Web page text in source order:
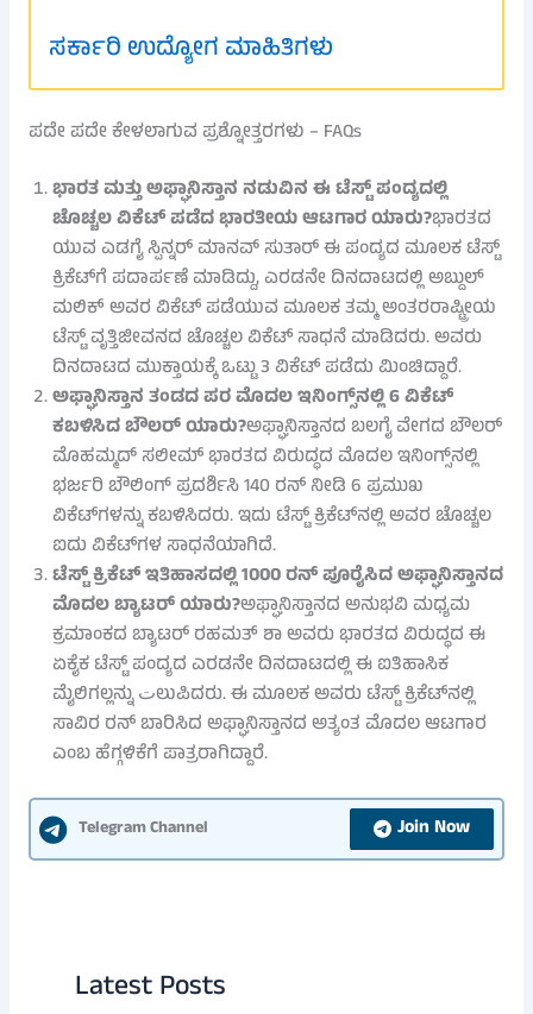
ಸರ್ಕಾರಿ ಉದ್ಯೋಗ ಮಾಹಿತಿಗಳು
ಪದೇ ಪದೇ ಕೇಳಲಾಗುವ ಪ್ರಶ್ನೋತ್ತರಗಳು – FAQs
ಭಾರತ ಮತ್ತು ಅಫ್ಘಾನಿಸ್ತಾನ ನಡುವಿನ ಈ ಟೆಸ್ಟ್ ಪಂದ್ಯದಲ್ಲಿ
ಚೊಚ್ಚಲ ವಿಕೆಟ್ ಪಡೆದ ಭಾರತೀಯ ಆಟಗಾರ ಯಾರು?ಭಾರತದ
ಯುವ ಎಡಗೈ ಸ್ಪಿನ್ನರ್ ಮಾನವ್ ಸುತಾರ್ ಈ ಪಂದ್ಯದ ಮೂಲಕ ಟೆಸ್ಟ್
ಕ್ರಿಕೆಟ್‌ಗೆ ಪದಾರ್ಪಣೆ ಮಾಡಿದ್ದು, ಎರಡನೇ ದಿನದಾಟದಲ್ಲಿ ಅಬ್ದುಲ್
ಮಲಿಕ್ ಅವರ ವಿಕೆಟ್ ಪಡೆಯುವ ಮೂಲಕ ತಮ್ಮ ಅಂತರರಾಷ್ಟ್ರೀಯ
ಟೆಸ್ಟ್ ವೃತ್ತಿಜೀವನದ ಚೊಚ್ಚಲ ವಿಕೆಟ್ ಸಾಧನೆ ಮಾಡಿದರು. ಅವರು
ದಿನದಾಟದ ಮುಕ್ತಾಯಕ್ಕೆ ಒಟ್ಟು 3 ವಿಕೆಟ್ ಪಡೆದು ಮಿಂಚಿದ್ದಾರೆ.
ಅಫ್ಘಾನಿಸ್ತಾನ ತಂಡದ ಪರ ಮೊದಲ ಇನಿಂಗ್ಸ್‌ನಲ್ಲಿ 6 ವಿಕೆಟ್
ಕಬಳಿಸಿದ ಬೌಲರ್ ಯಾರು?ಅಫ್ಘಾನಿಸ್ತಾನದ ಬಲಗೈ ವೇಗದ ಬೌಲರ್
ಮೊಹಮ್ಮದ್ ಸಲೀಮ್ ಭಾರತದ ವಿರುದ್ಧದ ಮೊದಲ ಇನಿಂಗ್ಸ್‌ನಲ್ಲಿ
ಭರ್ಜರಿ ಬೌಲಿಂಗ್ ಪ್ರದರ್ಶಿಸಿ 140 ರನ್ ನೀಡಿ 6 ಪ್ರಮುಖ
ವಿಕೆಟ್‌ಗಳನ್ನು ಕಬಳಿಸಿದರು. ಇದು ಟೆಸ್ಟ್ ಕ್ರಿಕೆಟ್‌ನಲ್ಲಿ ಅವರ ಚೊಚ್ಚಲ
ಐದು ವಿಕೆಟ್‌ಗಳ ಸಾಧನೆಯಾಗಿದೆ.
ಟೆಸ್ಟ್ ಕ್ರಿಕೆಟ್ ಇತಿಹಾಸದಲ್ಲಿ 1000 ರನ್ ಪೂರೈಸಿದ ಅಫ್ಘಾನಿಸ್ತಾನದ
ಮೊದಲ ಬ್ಯಾಟರ್ ಯಾರು?ಅಫ್ಘಾನಿಸ್ತಾನದ ಅನುಭವಿ ಮಧ್ಯಮ
ಕ್ರಮಾಂಕದ ಬ್ಯಾಟರ್ ರಹಮತ್ ಶಾ ಅವರು ಭಾರತದ ವಿರುದ್ಧದ ಈ
ಏಕೈಕ ಟೆಸ್ಟ್ ಪಂದ್ಯದ ಎರಡನೇ ದಿನದಾಟದಲ್ಲಿ ಈ ಐತಿಹಾಸಿಕ
ಮೈಲಿಗಲ್ಲನ್ನು تಲುಪಿದರು. ಈ ಮೂಲಕ ಅವರು ಟೆಸ್ಟ್ ಕ್ರಿಕೆಟ್‌ನಲ್ಲಿ
ಸಾವಿರ ರನ್ ಬಾರಿಸಿದ ಅಫ್ಘಾನಿಸ್ತಾನದ ಅತ್ಯಂತ ಮೊದಲ ಆಟಗಾರ
ಎಂಬ ಹೆಗ್ಗಳಿಕೆಗೆ ಪಾತ್ರರಾಗಿದ್ದಾರೆ.
Telegram Channel Join Now
Latest Posts